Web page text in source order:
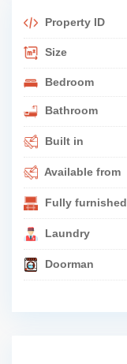
Property ID
Size
Bedroom
Bathroom
Built in
Available from
Fully furnished
Laundry
Doorman